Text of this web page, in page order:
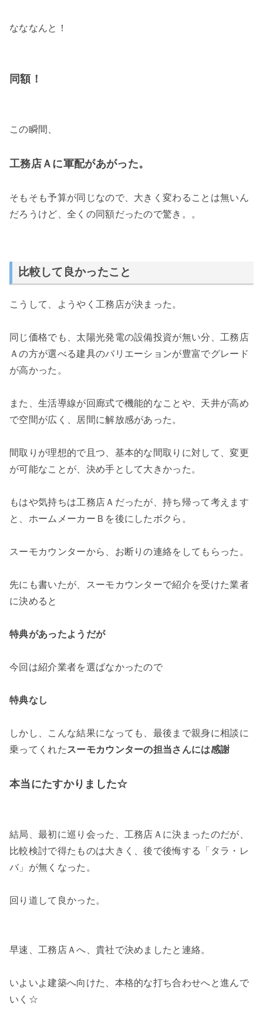
なななんと！
同額！
この瞬間、
工務店Ａに軍配があがった。
そもそも予算が同じなので、大きく変わることは無いん
だろうけど、全くの同額だったので驚き。。
比較して良かったこと
こうして、ようやく工務店が決まった。
同じ価格でも、太陽光発電の設備投資が無い分、工務店
Ａの方が選べる建具のバリエーションが豊富でグレード
が高かった。
また、生活導線が回廊式で機能的なことや、天井が高め
で空間が広く、居間に解放感があった。
間取りが理想的で且つ、基本的な間取りに対して、変更
が可能なことが、決め手として大きかった。
もはや気持ちは工務店Ａだったが、持ち帰って考えます
と、ホームメーカーＢを後にしたボクら。
スーモカウンターから、お断りの連絡をしてもらった。
先にも書いたが、スーモカウンターで紹介を受けた業者
に決めると
特典があったようだが
今回は紹介業者を選ばなかったので
特典なし
しかし、こんな結果になっても、最後まで親身に相談に
乗ってくれた スーモカウンターの担当さんには感謝
本当にたすかりました☆
結局、最初に巡り会った、工務店Ａに決まったのだが、
比較検討で得たものは大きく、後で後悔する「タラ・レ
バ」が無くなった。
回り道して良かった。
早速、工務店Ａへ、貴社で決めましたと連絡。
いよいよ建築へ向けた、本格的な打ち合わせへと進んで
いく☆